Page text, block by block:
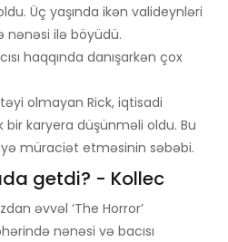
Üç yaşında ikən valideynləri
nənəsi ilə böyüdü.
haqqında danışarkən çox
olmayan Rick, iqtisadi
bir karyera düşünməli oldu. Bu
müraciət etməsinin səbəbi.
getdi? - Kollec
əvvəl ‘The Horror’
nənəsi və bacısı